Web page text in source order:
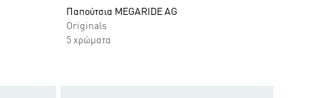
Παπούτσια MEGARIDE AG
Originals
5 χρώματα